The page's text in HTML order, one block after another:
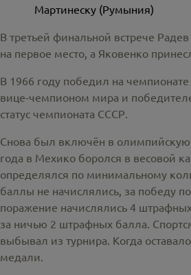
Мартинеску (Румыния)
В третьей финальной встрече
на первое место, а Яковенко
В 1966 году победил на
вице-чемпионом мира и
статус чемпионата СССР.
Снова был включён в
года в Мехико боролся в весовой
определялся по минимальному
баллы не начислялись, за победу
поражение начислялись 4
за ничью 2 штрафных балла.
выбывал из турнира. Когда
медали.